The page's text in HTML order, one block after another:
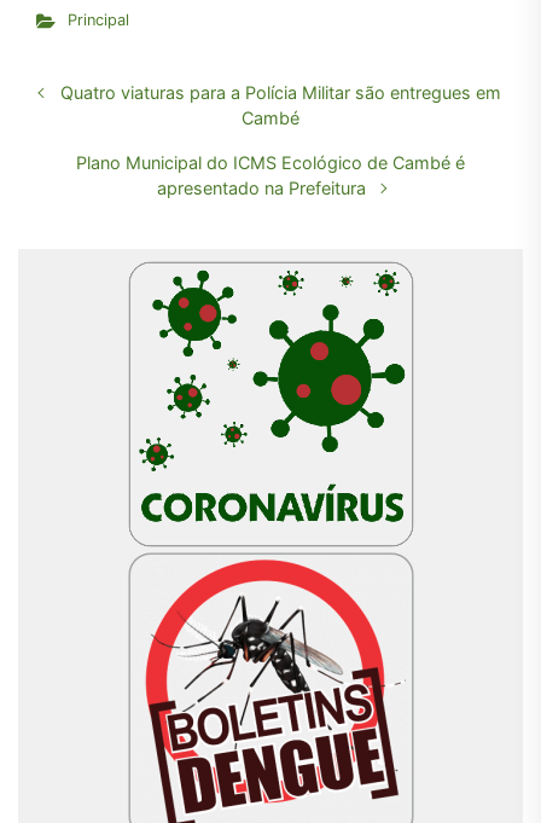
Principal
Quatro viaturas para a Polícia Militar são entregues em
Cambé
Plano Municipal do ICMS Ecológico de Cambé é
apresentado na Prefeitura